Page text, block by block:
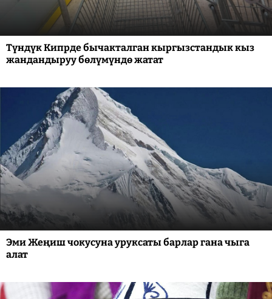
Түндүк Кипрде бычакталган кыргызстандык кыз
жандандыруу бөлүмүндө жатат
Эми Жеңиш чокусуна уруксаты барлар гана чыга
алат